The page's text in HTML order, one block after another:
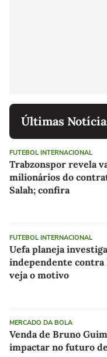
Últimas
FUTEBOL INTERNACIONAL
Trabzonspor revela
milionários do
Salah; confira
FUTEBOL INTERNACIONAL
Uefa planeja
independente contra
veja o motivo
MERCADO DA BOLA
Venda de Bruno
impactar no futuro